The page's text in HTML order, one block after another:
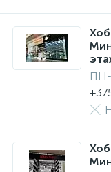
ПН-